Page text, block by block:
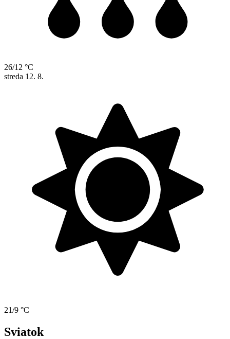
26/12 °C
streda 12. 8.
21/9 °C
Sviatok